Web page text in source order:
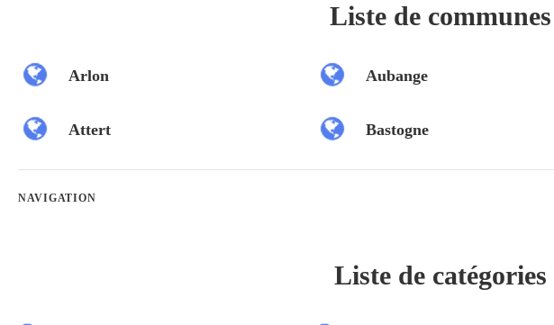
Liste de communes
Arlon
Attert
Aubange
Bastogne
NAVIGATION
Liste de catégories